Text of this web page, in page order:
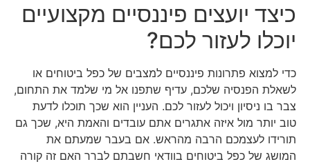
כיצד יועצים פיננסיים מקצועיים
יוכלו לעזור לכם?
כדי למצוא פתרונות פיננסיים למצבים של כפל ביטוחים או
לשאלת הפנסיה שלכם, עדיף שתפנו אל מי שלמד את התחום,
צבר בו ניסיון ויכול לעזור לכם. העניין הוא שכך תוכלו לדעת
טוב יותר מול איזה אתגרים אתם עובדים והאמת היא, שכך גם
תורידו לעצמכם הרבה מהראש. אם בעבר שמעתם את
המושג של כפל ביטוחים בוודאי חשבתם לברר האם זה קורה